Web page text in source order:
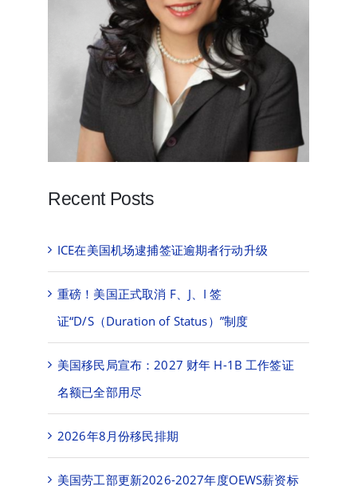
Recent Posts
ICE在美国机场逮捕签证逾期者行动升级
重磅！美国正式取消 F、J、I 签
证“D/S（Duration of Status）”制度
美国移民局宣布：2027 财年 H-1B 工作签证
名额已全部用尽
2026年8月份移民排期
美国劳工部更新2026-2027年度OEWS薪资标